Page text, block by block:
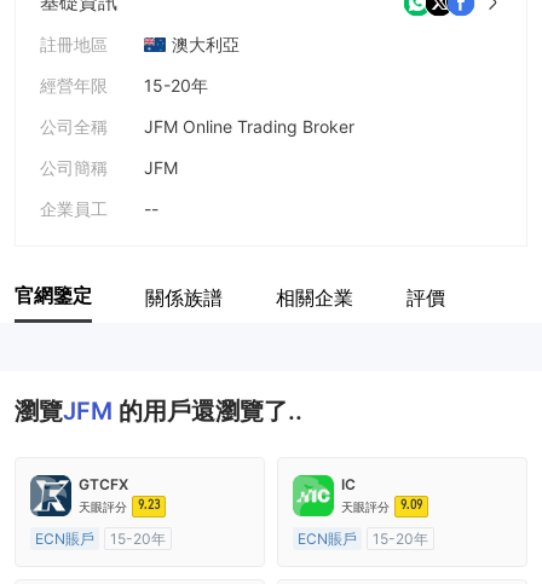
註冊地區
澳大利亞
經營年限
15-20年
公司全稱
JFM Online Trading Broker
公司簡稱
JFM
企業員工
--
官網鑒定 關係族譜 相關企業 評價
瀏覽JFM 的用戶還瀏覽了..
GTCFX
天眼評分 9.23
ECN賬戶
15-20年
IC
天眼評分 9.09
ECN賬戶
15-20年